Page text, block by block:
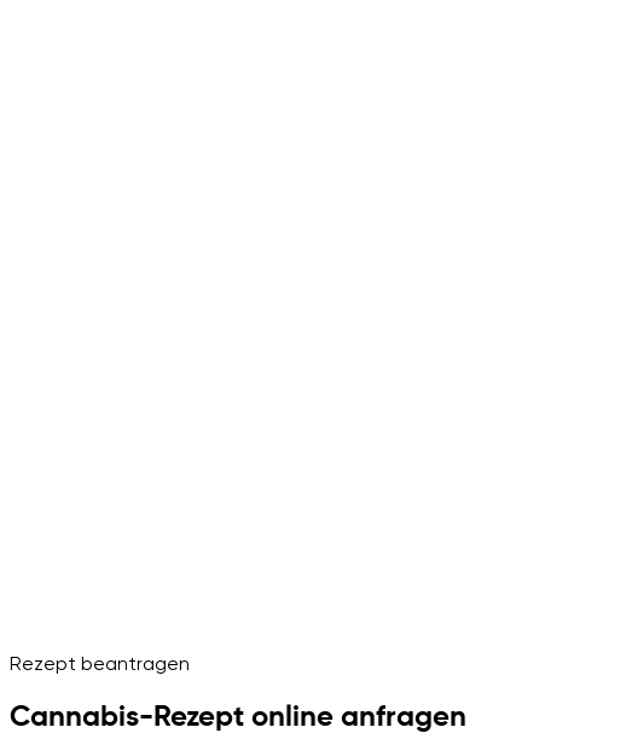
Rezept beantragen
Cannabis-Rezept online anfragen